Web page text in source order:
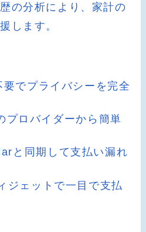
の分析により、家計の
します。
要でプライバシーを完全
プロバイダーから簡単
と同期して支払い漏れ
ジェットで一目で支払